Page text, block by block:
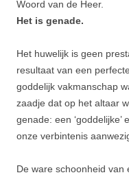
Woord van de Heer.
Het is genade.
Het huwelijk is geen
resultaat van een
goddelijk vakmanschap
zaadje dat op het altaar
genade: een
onze verbintenis
De ware schoonheid van